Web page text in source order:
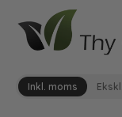
Inkl. moms